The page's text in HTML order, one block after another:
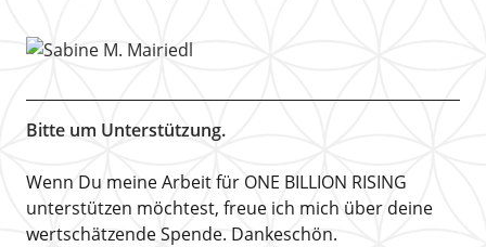
Bitte um Unterstützung.
Wenn Du meine Arbeit für ONE BILLION RISING
unterstützen möchtest, freue ich mich über deine
wertschätzende Spende. Dankeschön.